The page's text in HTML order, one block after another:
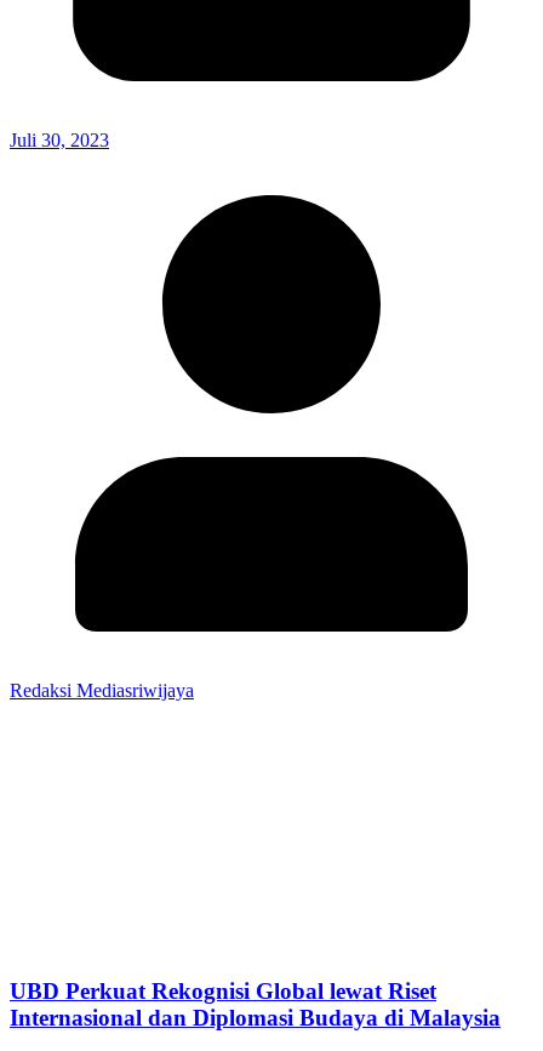
Juli 30, 2023
Redaksi Mediasriwijaya
UBD Perkuat Rekognisi Global lewat Riset
Internasional dan Diplomasi Budaya di Malaysia